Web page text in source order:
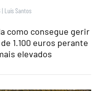
| Luís Santos
como consegue gerir
1.100 euros perante
elevados